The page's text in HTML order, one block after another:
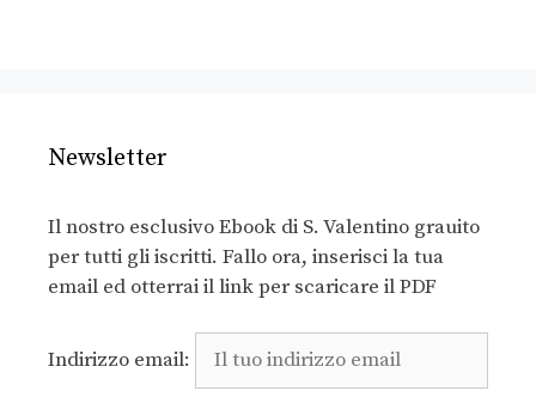
Newsletter
Il nostro esclusivo Ebook di S. Valentino grauito
per tutti gli iscritti. Fallo ora, inserisci la tua
email ed otterrai il link per scaricare il PDF
Indirizzo email: